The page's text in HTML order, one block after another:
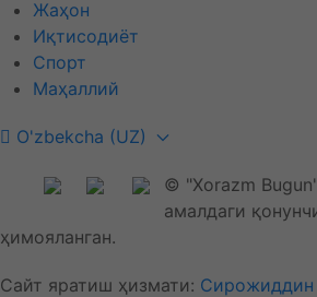
Жаҳон
Иқтисодиёт
Спорт
Маҳаллий
O'zbekcha (UZ)
© "Xorazm
амалдаги
ҳимояланган.
Сайт яратиш ҳизмати: Сирожиддин